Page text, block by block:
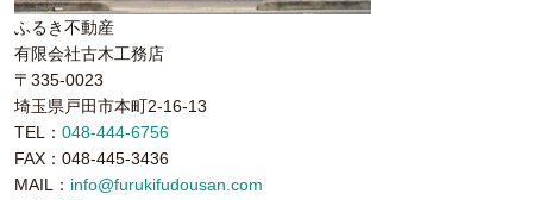
ふるき不動産
有限会社古木工務店
〒335-0023
埼玉県戸田市本町2-16-13
TEL： 048-444-6756
FAX：048-445-3436
MAIL： info@furukifudousan.com